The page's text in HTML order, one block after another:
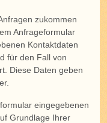
zukommen
Anfrageformular
Kontaktdaten
für den Fall von
Diese Daten geben
eingegebenen
Grundlage Ihrer